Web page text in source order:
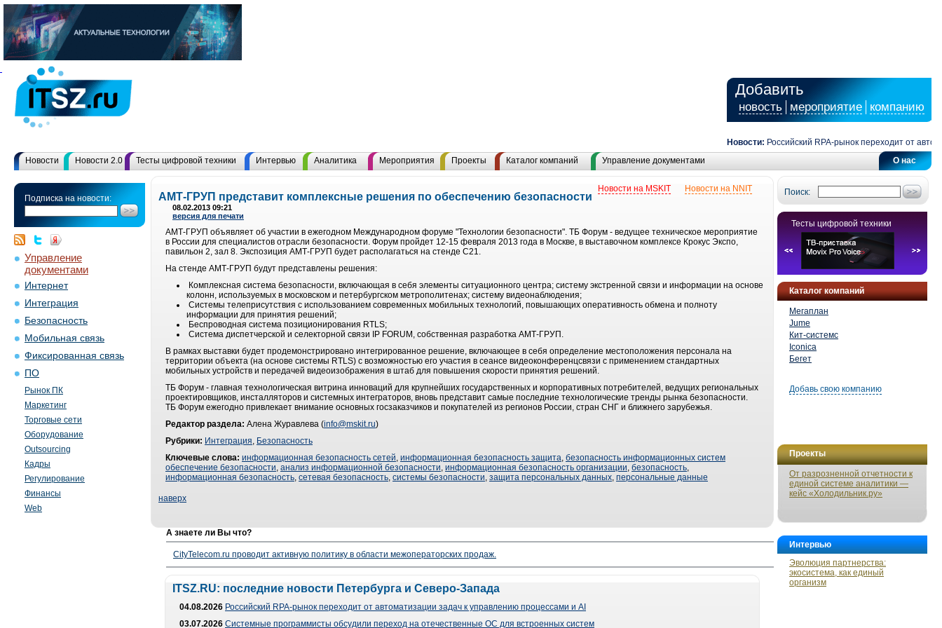
Добавить
новость мероприятие компанию
Новости: Российский RPA-рынок переходит от
О нас
Новости Новости 2.0 Тесты цифровой техники Интервью Аналитика Мероприятия Проекты Каталог компаний Управление документами
Подписка на новости:
Управление
документами
Интернет
Интеграция
Безопасность
Мобильная связь
Фиксированная связь
ПО
Рынок ПК
Маркетинг
Торговые сети
Оборудование
Outsourcing
Кадры
Регулирование
Финансы
Web
Поиск:
Тесты цифровой техники
Каталог компаний
Мегаплан
Jume
Кит-системс
Iconica
Бегет
Добавь свою компанию
Проекты
От разрозненной отчетности к
единой системе аналитики —
кейс «Холодильник.ру»
Интервью
Эволюция партнерства:
экосистема, как единый
организм
Новости на NNIT
Новости на MSKIT
АМТ-ГРУП представит комплексные решения по обеспечению безопасности
08.02.2013 09:21
версия для печати
АМТ-ГРУП объявляет об участии в ежегодном Международном форуме "Технологии безопасности". ТБ Форум - ведущее техническое мероприятие
в России для специалистов отрасли безопасности. Форум пройдет 12-15 февраля 2013 года в Москве, в выставочном комплексе Крокус Экспо,
павильон 2, зал 8. Экспозиция АМТ-ГРУП будет располагаться на стенде C21.
На стенде АМТ-ГРУП будут представлены решения:
Комплексная система безопасности, включающая в себя элементы ситуационного центра; систему экстренной связи и информации на основе
колонн, используемых в московском и петербургском метрополитенах; систему видеонаблюдения;
Системы телеприсутствия с использованием современных мобильных технологий, повышающих оперативность обмена и полноту
информации для принятия решений;
Беспроводная система позиционирования RTLS;
Система диспетчерской и селекторной связи IP FORUM, собственная разработка АМТ-ГРУП.
В рамках выставки будет продемонстрировано интегрированное решение, включающее в себя определение местоположения персонала на
территории объекта (на основе системы RTLS) с возможностью его участия в сеансе видеоконференцсвязи с применением стандартных
мобильных устройств и передачей видеоизображения в штаб для повышения скорости принятия решений.
ТБ Форум - главная технологическая витрина инноваций для крупнейших государственных и корпоративных потребителей, ведущих региональных
проектировщиков, инсталляторов и системных интеграторов, вновь представит самые последние технологические тренды рынка безопасности.
ТБ Форум ежегодно привлекает внимание основных госзаказчиков и покупателей из регионов России, стран СНГ и ближнего зарубежья.
Редактор раздела: Алена Журавлева (info@mskit.ru)
Рубрики: Интеграция, Безопасность
Ключевые слова: информационная безопасность сетей, информационная безопасность защита, безопасность информационных систем
обеспечение безопасности, анализ информационной безопасности, информационная безопасность организации, безопасность,
информационная безопасность, сетевая безопасность, системы безопасности, защита персональных данных, персональные данные
наверх
А знаете ли Вы что?
CityTelecom.ru проводит активную политику в области межоператорских продаж.
ITSZ.RU: последние новости Петербурга и Северо-Запада
04.08.2026 Российский RPA-рынок переходит от автоматизации задач к управлению процессами и AI
03.07.2026 Системные программисты обсудили переход на отечественные ОС для встроенных систем